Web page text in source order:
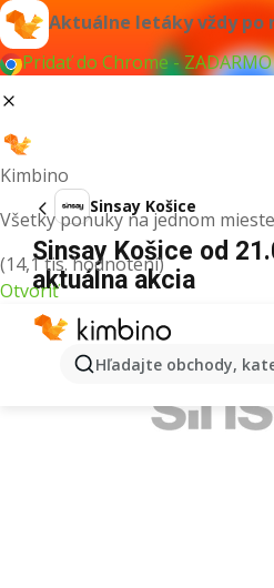
Aktuálne letáky vždy po
Pridať do Chrome - ZADARMO
Kimbino
Všetky ponuky na jednom mieste
(14,1 tis. hodnotení)
Otvoriť
Hľadajte obchody,
Sinsay Košice
Sinsay Košice od
aktuálna akcia